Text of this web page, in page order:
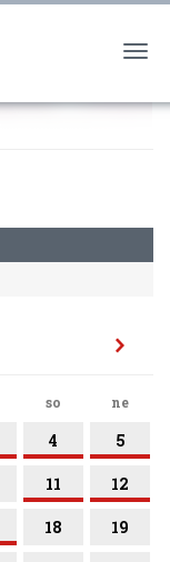
so ne
4 5
11 12
18 19